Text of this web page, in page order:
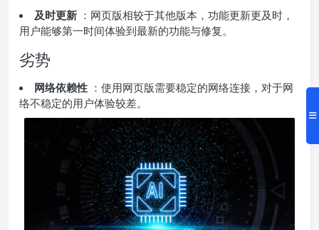
及时更新 ：网页版相较于其他版本，功能更新更及时，
用户能够第一时间体验到最新的功能与修复。
劣势
网络依赖性 ：使用网页版需要稳定的网络连接，对于网
络不稳定的用户体验较差。